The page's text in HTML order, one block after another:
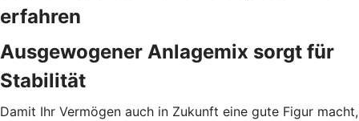
erfahren
Ausgewogener Anlagemix sorgt für
Stabilität
Damit Ihr Vermögen auch in Zukunft eine gute Figur macht,